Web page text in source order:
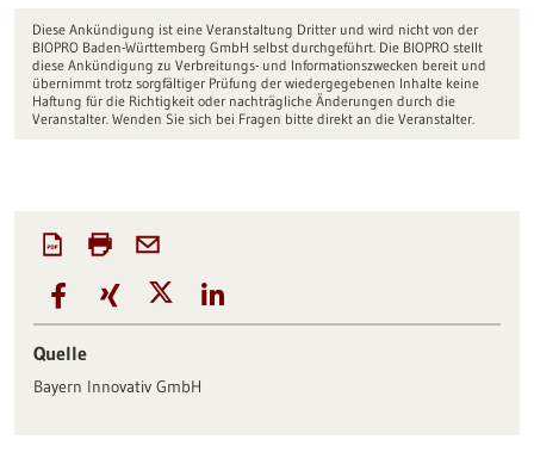
Diese Ankündigung ist eine Veranstaltung Dritter und wird nicht von der
BIOPRO Baden-Württemberg GmbH selbst durchgeführt. Die BIOPRO stellt
diese Ankündigung zu Verbreitungs- und Informationszwecken bereit und
übernimmt trotz sorgfältiger Prüfung der wiedergegebenen Inhalte keine
Haftung für die Richtigkeit oder nachträgliche Änderungen durch die
Veranstalter. Wenden Sie sich bei Fragen bitte direkt an die Veranstalter.
Quelle
Bayern Innovativ GmbH